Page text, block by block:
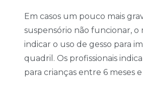
Em casos um pouco mais
suspensório não funcionar, o
indicar o uso de gesso para
quadril. Os profissionais
para crianças entre 6 meses e